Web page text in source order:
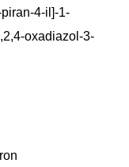
4-il]-1-
oxadiazol-3-